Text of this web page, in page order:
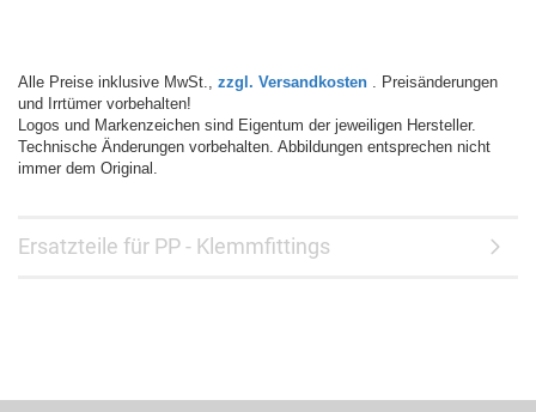
Alle Preise inklusive MwSt., zzgl. Versandkosten . Preisänderungen
und Irrtümer vorbehalten!
Logos und Markenzeichen sind Eigentum der jeweiligen Hersteller.
Technische Änderungen vorbehalten. Abbildungen entsprechen nicht
immer dem Original.
Ersatzteile für PP - Klemmfittings